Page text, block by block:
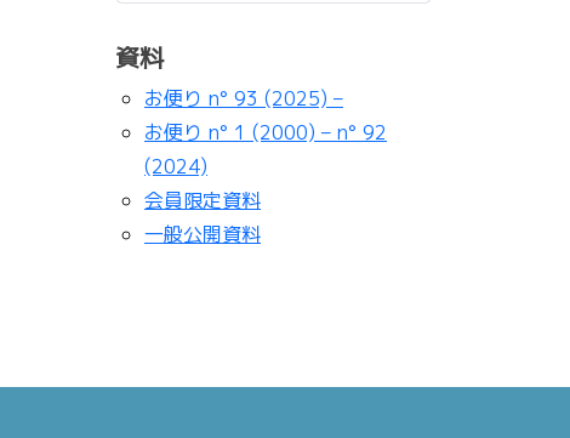
資料
お便り n° 93 (2025) –
お便り n° 1 (2000) – n° 92
(2024)
会員限定資料
一般公開資料